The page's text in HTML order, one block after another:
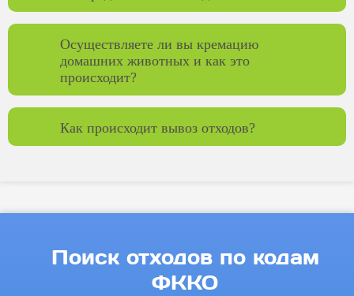
Осуществляете ли вы кремацию
домашних животных и как это
происходит?
Как происходит вывоз отходов?
Поиск отходов по кодам
ФККО